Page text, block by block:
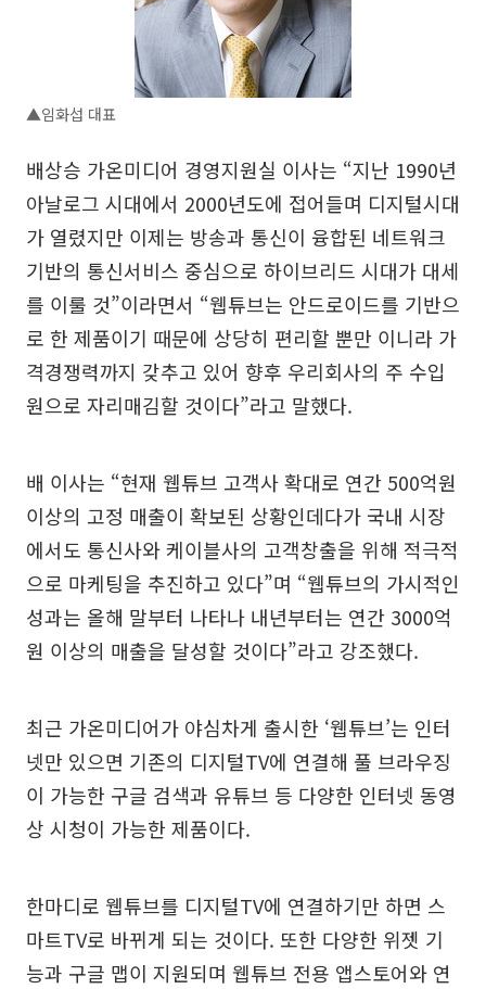
▲임화섭 대표
배상승 가온미디어 경영지원실 이사는 “지난 1990년
아날로그 시대에서 2000년도에 접어들며 디지털시대
가 열렸지만 이제는 방송과 통신이 융합된 네트워크
기반의 통신서비스 중심으로 하이브리드 시대가 대세
를 이룰 것”이라면서 “웹튜브는 안드로이드를 기반으
로 한 제품이기 때문에 상당히 편리할 뿐만 이니라 가
격경쟁력까지 갖추고 있어 향후 우리회사의 주 수입
원으로 자리매김할 것이다”라고 말했다.
배 이사는 “현재 웹튜브 고객사 확대로 연간 500억원
이상의 고정 매출이 확보된 상황인데다가 국내 시장
에서도 통신사와 케이블사의 고객창출을 위해 적극적
으로 마케팅을 추진하고 있다”며 “웹튜브의 가시적인
성과는 올해 말부터 나타나 내년부터는 연간 3000억
원 이상의 매출을 달성할 것이다”라고 강조했다.
최근 가온미디어가 야심차게 출시한 ‘웹튜브’는 인터
넷만 있으면 기존의 디지털TV에 연결해 풀 브라우징
이 가능한 구글 검색과 유튜브 등 다양한 인터넷 동영
상 시청이 가능한 제품이다.
한마디로 웹튜브를 디지털TV에 연결하기만 하면 스
마트TV로 바뀌게 되는 것이다. 또한 다양한 위젯 기
능과 구글 맵이 지원되며 웹튜브 전용 앱스토어와 연